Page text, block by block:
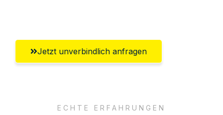
Jetzt unverbindlich anfragen
ECHTE ERFAHRUNGEN